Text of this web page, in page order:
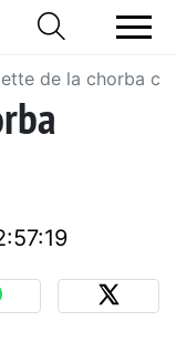
de la chorba